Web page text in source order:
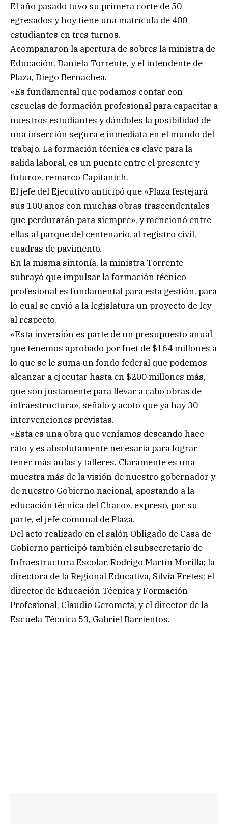
El año pasado tuvo su primera corte de 50
egresados y hoy tiene una matrícula de 400
estudiantes en tres turnos.
Acompañaron la apertura de sobres la ministra de
Educación, Daniela Torrente, y el intendente de
Plaza, Diego Bernachea.
«Es fundamental que podamos contar con
escuelas de formación profesional para capacitar a
nuestros estudiantes y dándoles la posibilidad de
una inserción segura e inmediata en el mundo del
trabajo. La formación técnica es clave para la
salida laboral, es un puente entre el presente y
futuro», remarcó Capitanich.
El jefe del Ejecutivo anticipó que «Plaza festejará
sus 100 años con muchas obras trascendentales
que perdurarán para siempre», y mencionó entre
ellas al parque del centenario, al registro civil,
cuadras de pavimento.
En la misma sintonía, la ministra Torrente
subrayó que impulsar la formación técnico
profesional es fundamental para esta gestión, para
lo cual se envió a la legislatura un proyecto de ley
al respecto.
«Esta inversión es parte de un presupuesto anual
que tenemos aprobado por Inet de $164 millones a
lo que se le suma un fondo federal que podemos
alcanzar a ejecutar hasta en $200 millones más,
que son justamente para llevar a cabo obras de
infraestructura», señaló y acotó que ya hay 30
intervenciones previstas.
«Esta es una obra que veníamos deseando hace
rato y es absolutamente necesaria para lograr
tener más aulas y talleres. Claramente es una
muestra más de la visión de nuestro gobernador y
de nuestro Gobierno nacional, apostando a la
educación técnica del Chaco», expresó, por su
parte, el jefe comunal de Plaza.
Del acto realizado en el salón Obligado de Casa de
Gobierno participó también el subsecretario de
Infraestructura Escolar, Rodrigo Martín Morilla; la
directora de la Regional Educativa, Silvia Fretes; el
director de Educación Técnica y Formación
Profesional, Claudio Gerometa; y el director de la
Escuela Técnica 53, Gabriel Barrientos.